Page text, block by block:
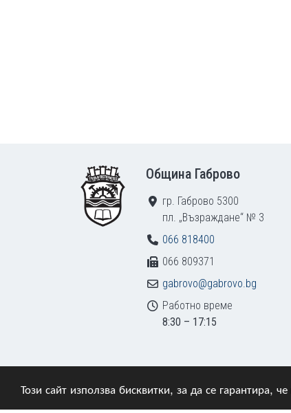
Този сайт използва бисквитки, за да се гарантира,
Община Габрово
гр. Габрово 5300
пл. „Възраждане“ № 3
066 818400
066 809371
gabrovo@gabrovo.bg
Работно време
8:30 – 17:15
© 2009–2026 Община Габрово. Всички права